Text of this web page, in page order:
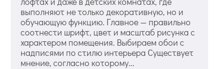
выполняют не только декоративную, но и
обучающую функцию. Главное — правильно
соотнести шрифт, цвет и масштаб рисунка с
характером помещения. Выбираем обои с
надписями по стилю интерьера Существует
мнение, согласно которому...